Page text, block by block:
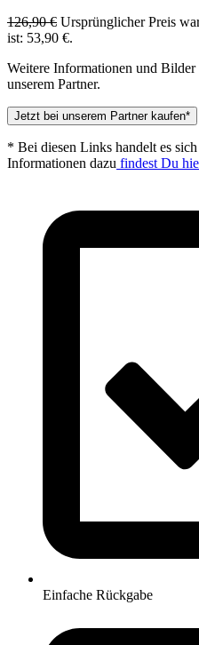
126,90€ Ursprünglicher Preis
ist: 53,90 €.
Weitere Informationen und
unserem Partner.
Jetzt bei unserem Partner kaufen*
* Bei diesen Links handelt es
Informationen dazu findest Du
Einfache Rückgabe